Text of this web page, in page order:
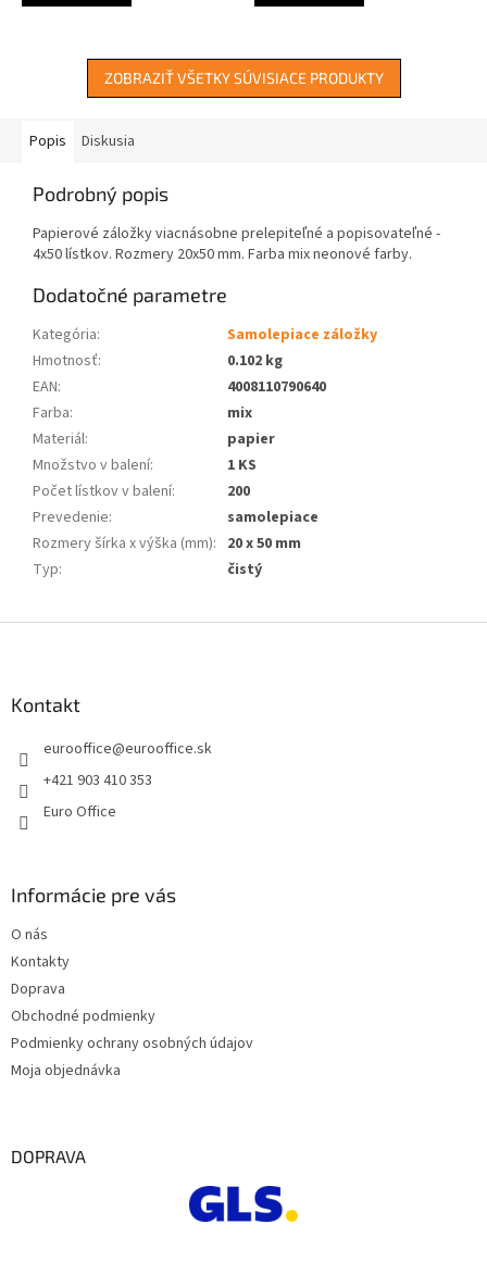
ZOBRAZIŤ VŠETKY SÚVISIACE PRODUKTY
Popis Diskusia
Podrobný popis
Papierové záložky viacnásobne prelepiteľné a popisovateľné -
4x50 lístkov. Rozmery 20x50 mm. Farba mix neonové farby.
Dodatočné parametre
Kategória:
Samolepiace záložky
Hmotnosť:
0.102 kg
EAN:
4008110790640
Farba:
mix
Materiál:
papier
Množstvo v balení:
1 KS
Počet lístkov v balení:
200
Prevedenie:
samolepiace
Rozmery šírka x výška (mm): 20 x 50 mm
Typ: čistý
Kontakt
eurooffice@eurooffice.sk
+421 903 410 353
Euro Office
Informácie pre vás
O nás
Kontakty
Doprava
Obchodné podmienky
Podmienky ochrany osobných údajov
Moja objednávka
DOPRAVA